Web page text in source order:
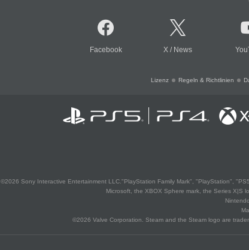
Facebook X / News
Lizenz Regeln & Richtlinien
©2026 Sony Interactive Entertainment LLC."PlayStation Family Mark", "PlayStation",
Microsoft, the XBOX Sphere mark, the Series X|S
©2026 Valve Corporation. Steam and the Steam logo are